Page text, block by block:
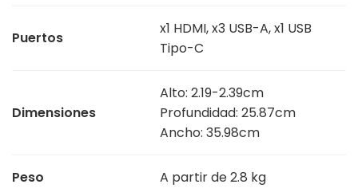
Puertos
x1 HDMI, x3 USB-A, x1 USB
Tipo-C
Dimensiones
Alto: 2.19-2.39cm
Profundidad: 25.87cm
Ancho: 35.98cm
Peso A partir de 2.8 kg